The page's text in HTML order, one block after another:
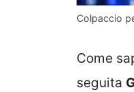
Colpaccio
Come
seguita